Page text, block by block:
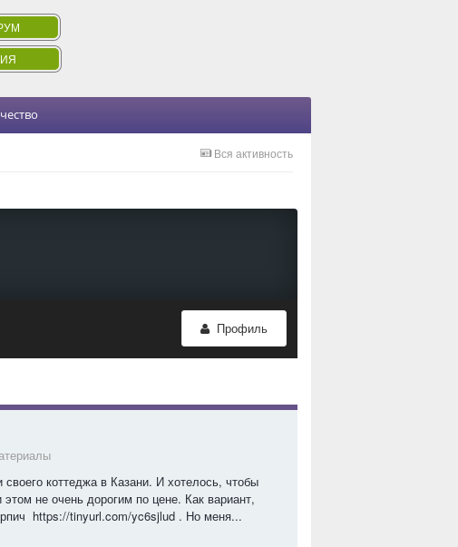
Вся активность
Профиль
коттеджа в Казани. И хотелось, чтобы
не очень дорогим по цене. Как вариант,
https://tinyurl.com/yc6sjlud . Но меня...